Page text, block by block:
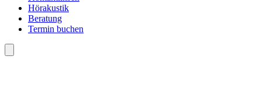
Hörakustik
Beratung
Termin buchen